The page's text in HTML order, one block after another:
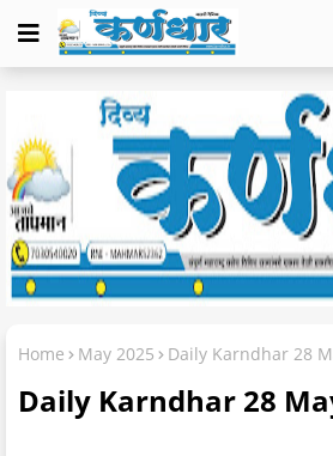
Home May 2025 Daily Karndhar 28
Daily Karndhar 28